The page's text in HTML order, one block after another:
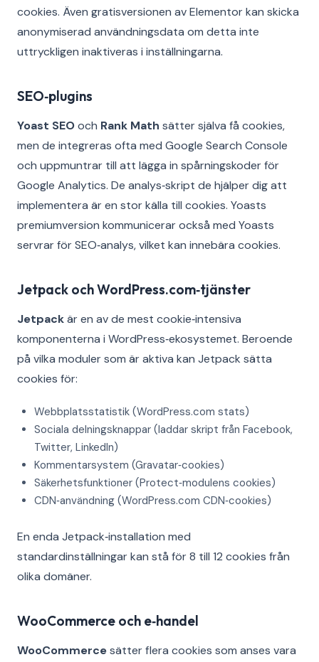
cookies. Även gratisversionen av Elementor kan skicka
anonymiserad användningsdata om detta inte
uttryckligen inaktiveras i inställningarna.
SEO‑plugins
Yoast SEOoch Rank Math sätter själva få cookies,
men de integreras ofta med Google Search Console
och uppmuntrar till att lägga in spårningskoder för
Google Analytics. De analys‑skript de hjälper dig att
implementera är en stor källa till cookies. Yoasts
premiumversion kommunicerar också med Yoasts
servrar för SEO‑analys, vilket kan innebära cookies.
Jetpack och WordPress.com‑tjänster
Jetpackär en av de mest cookie‑intensiva
komponenterna i WordPress‑ekosystemet. Beroende
på vilka moduler som är aktiva kan Jetpack sätta
cookies för:
Webbplatsstatistik (WordPress.com stats)
Sociala delningsknappar (laddar skript från Facebook,
Twitter, LinkedIn)
Kommentarsystem (Gravatar‑cookies)
Säkerhetsfunktioner (Protect‑modulens cookies)
CDN‑användning (WordPress.com CDN‑cookies)
En enda Jetpack‑installation med
standardinställningar kan stå för 8 till 12 cookies från
olika domäner.
WooCommerce och e‑handel
WooCommercesätter flera cookies som anses vara